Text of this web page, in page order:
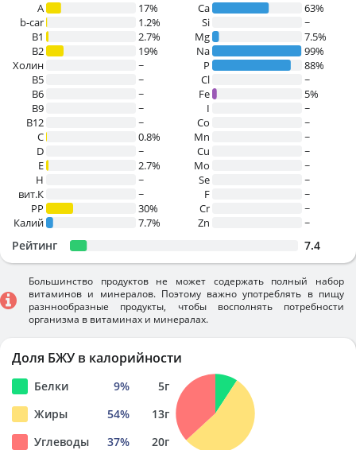
A
17%
b-car
1.2%
В1
2.7%
B2
19%
Холин
~
B5
~
B6
~
B9
~
B12
~
C
0.8%
D
~
E
2.7%
H
~
вит.К
~
PP
30%
Калий
7.7%
Ca
63%
Si
~
Mg
7.5%
Na
99%
P
88%
Cl
~
Fe
5%
I
~
Co
~
Mn
~
Cu
~
Mo
~
Se
~
F
~
Cr
~
Zn
~
Рейтинг 7.4
Большинство продуктов не может содержать полный набор
витаминов и минералов. Поэтому важно употреблять в пищу
разннообразные продукты, чтобы восполнять потребности
организма в витаминах и минералах.
Доля БЖУ в калорийности
Белки 9% 5г
Жиры
54% 13г
Углеводы
37% 20г